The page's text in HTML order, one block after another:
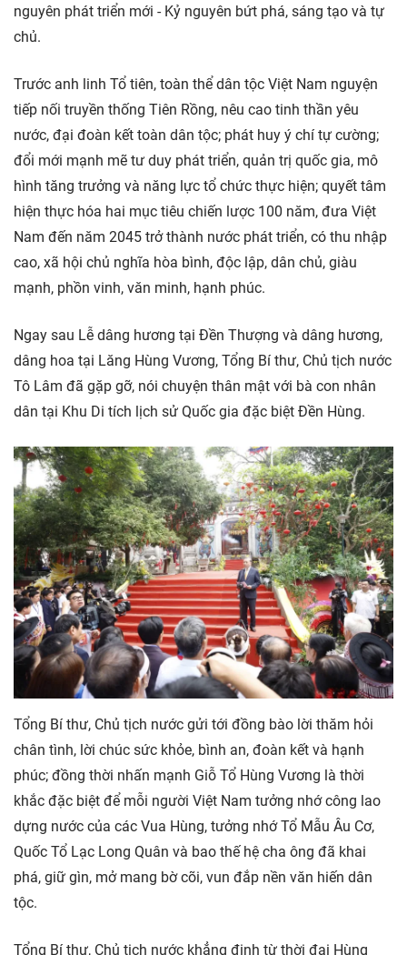
nguyên phát triển mới - Kỷ nguyên bứt phá, sáng tạo và tự
chủ.
Trước anh linh Tổ tiên, toàn thể dân tộc Việt Nam nguyện
tiếp nối truyền thống Tiên Rồng, nêu cao tinh thần yêu
nước, đại đoàn kết toàn dân tộc; phát huy ý chí tự cường;
đổi mới mạnh mẽ tư duy phát triển, quản trị quốc gia, mô
hình tăng trưởng và năng lực tổ chức thực hiện; quyết tâm
hiện thực hóa hai mục tiêu chiến lược 100 năm, đưa Việt
Nam đến năm 2045 trở thành nước phát triển, có thu nhập
cao, xã hội chủ nghĩa hòa bình, độc lập, dân chủ, giàu
mạnh, phồn vinh, văn minh, hạnh phúc.
Ngay sau Lễ dâng hương tại Đền Thượng và dâng hương,
dâng hoa tại Lăng Hùng Vương, Tổng Bí thư, Chủ tịch nước
Tô Lâm đã gặp gỡ, nói chuyện thân mật với bà con nhân
dân tại Khu Di tích lịch sử Quốc gia đặc biệt Đền Hùng.
Tổng Bí thư, Chủ tịch nước gửi tới đồng bào lời thăm hỏi
chân tình, lời chúc sức khỏe, bình an, đoàn kết và hạnh
phúc; đồng thời nhấn mạnh Giỗ Tổ Hùng Vương là thời
khắc đặc biệt để mỗi người Việt Nam tưởng nhớ công lao
dựng nước của các Vua Hùng, tưởng nhớ Tổ Mẫu Âu Cơ,
Quốc Tổ Lạc Long Quân và bao thế hệ cha ông đã khai
phá, giữ gìn, mở mang bờ cõi, vun đắp nền văn hiến dân
tộc.
Tổng Bí thư, Chủ tịch nước khẳng định từ thời đại Hùng